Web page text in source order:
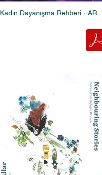
Kadın Dayanışma Rehberi - AR